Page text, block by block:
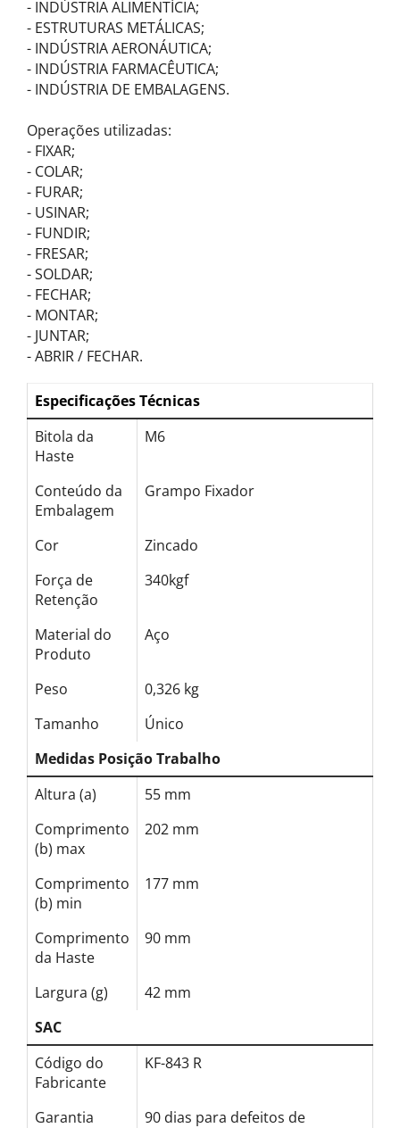
- INDÚSTRIA ALIMENTÍCIA;
- ESTRUTURAS METÁLICAS;
- INDÚSTRIA AERONÁUTICA;
- INDÚSTRIA FARMACÊUTICA;
- INDÚSTRIA DE EMBALAGENS.
Operações utilizadas:
- FIXAR;
- COLAR;
- FURAR;
- USINAR;
- FUNDIR;
- FRESAR;
- SOLDAR;
- FECHAR;
- MONTAR;
- JUNTAR;
- ABRIR / FECHAR.
Especificações Técnicas
Bitola da
Haste
M6
Conteúdo da
Embalagem
Grampo Fixador
Cor
Zincado
Força de
Retenção
340kgf
Material do
Produto
Aço
Peso
0,326 kg
Tamanho
Único
Medidas Posição Trabalho
Altura (a)
55 mm
Comprimento
(b) max
202 mm
Comprimento
(b) min
177 mm
Comprimento
da Haste
90 mm
Largura (g)
42 mm
SAC
Código do
Fabricante
KF-843 R
Garantia
90 dias para defeitos de